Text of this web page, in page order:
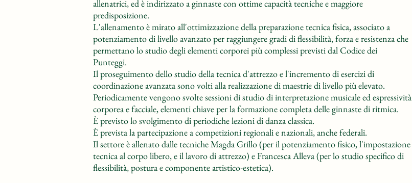
allenatrici, ed è indirizzato a ginnaste con ottime capacità tecniche e maggiore
predisposizione.
L'allenamento è mirato all'ottimizzazione della preparazione tecnica fisica, associato a
potenziamento di livello avanzato per raggiungere gradi di flessibilità, forza e resistenza che
permettano lo studio degli elementi corporei più complessi previsti dal Codice dei
Punteggi.
Il proseguimento dello studio della tecnica d'attrezzo e l'incremento di esercizi di
coordinazione avanzata sono volti alla realizzazione di maestrie di livello più elevato.
Periodicamente vengono svolte sessioni di studio di interpretazione musicale ed espressività
corporea e facciale, elementi chiave per la formazione completa delle ginnaste di ritmica.
È previsto lo svolgimento di periodiche lezioni di danza classica.
È prevista la partecipazione a competizioni regionali e nazionali, anche federali.
Il settore è allenato dalle tecniche Magda Grillo (per il potenziamento fisico, l'impostazione
tecnica al corpo libero, e il lavoro di attrezzo) e Francesca Alleva (per lo studio specifico di
flessibilità, postura e componente artistico-estetica).